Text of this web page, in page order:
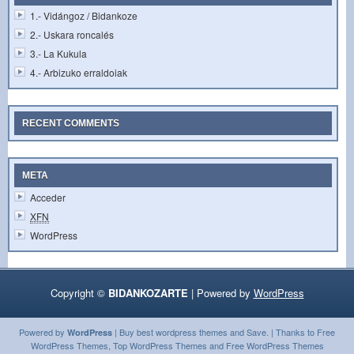
1.- Vidángoz / Bidankoze
2.- Uskara roncalés
3.- La Kukula
4.- Arbizuko erraldoiak
RECENT COMMENTS
META
Acceder
XFN
WordPress
Copyright © BIDANKOZARTE | Powered by WordPress
Powered by WordPress | Buy best wordpress themes and Save. | Thanks to Free
WordPress Themes Top WordPress Themes and Free WordPress Themes